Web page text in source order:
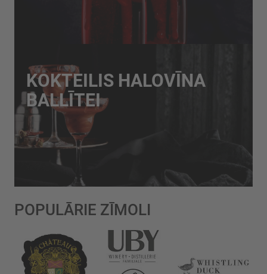
KOKTEILIS HALOVĪNA
BALLĪTEI
POPULĀRIE ZĪMOLI